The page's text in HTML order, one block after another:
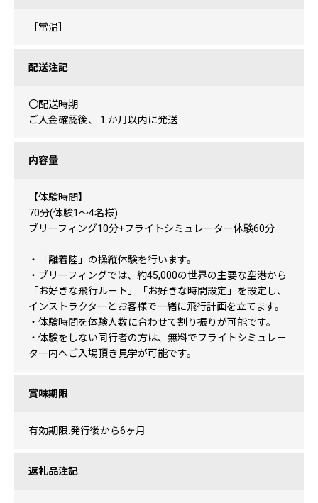
［常温］
配送注記
〇配送時期
ご入金確認後、１か月以内に発送
内容量
【体験時間】
70分(体験1〜4名様)
ブリーフィング10分+フライトシミュレーター体験60分
・「離着陸」の操縦体験を行います。
・ブリーフィングでは、約45,000の世界の主要な空港から
「お好きな飛行ルート」「お好きな時間設定」を設定し、
インストラクターとお客様で一緒に飛行計画を立てます。
・体験時間を体験人数に合わせて割り振りが可能です。
・体験をしない同行者の方は、無料でフライトシミュレー
ター内へご入場頂き見学が可能です。
賞味期限
有効期限:発行後から6ヶ月
返礼品注記